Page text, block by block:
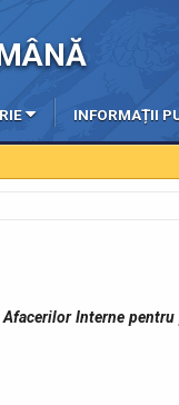
INFORMAȚII
Interne